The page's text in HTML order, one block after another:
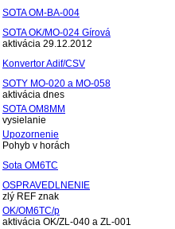
SOTA OM-BA-004
SOTA OK/MO-024 Gírová
aktivácia 29.12.2012
Konvertor Adif/CSV
SOTY MO-020 a MO-058
aktivácia dnes
SOTA OM8MM
vysielanie
Upozornenie
Pohyb v horách
Sota OM6TC
OSPRAVEDLNENIE
zlý REF znak
OK/OM6TC/p
aktivácia OK/ZL-040 a ZL-001